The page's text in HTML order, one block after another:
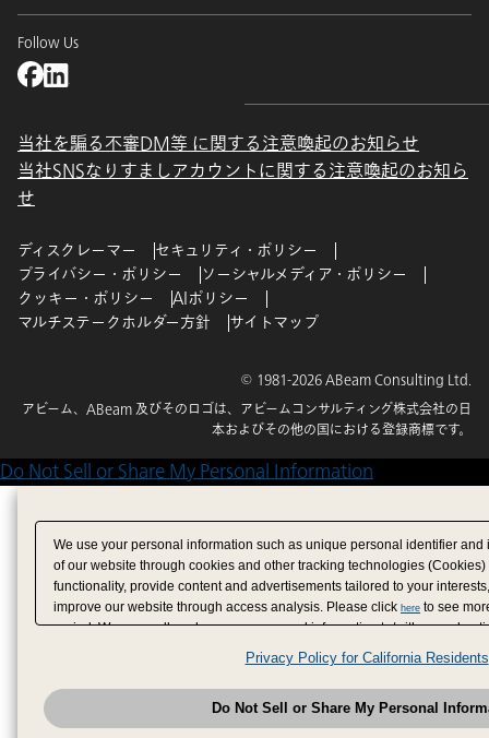
Follow Us
当社を騙る不審DM等 に関する注意喚起のお知らせ
当社SNSなりすましアカウントに関する注意喚起のお知ら
せ
ディスクレーマー
セキュリティ・ポリシー
プライバシー・ポリシー
ソーシャルメディア・ポリシー
クッキー・ポリシー
AIポリシー
マルチステークホルダー方針
サイトマップ
© 1981-2026 ABeam Consulting Ltd.
アビーム、ABeam 及びそのロゴは、アビームコンサルティング株式会社の日
本およびその他の国における登録商標です。
Do Not Sell or Share My Personal Information
We use your personal information such as unique personal identifier
of our website through cookies and other tracking technologies
functionality, provide content and advertisements tailored to your
improve our website through access analysis. Please click here to see
period. We may sell or share your personal information to/with our
analytics service partners. These partners may combine the data shared
have provided to them or that they have collected from your use of their
analyze and optimize advertisements delivered to you by businesses
have the right to opt out of sale or share of your personal information by
to exercise your right. If we have detected an opt-out
Privacy Policy for California Residents
Do Not Sell or Share My Personal